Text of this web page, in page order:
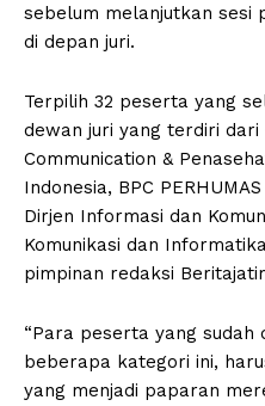
sebelum melanjutkan sesi
di depan juri.
Terpilih 32 peserta yang
dewan juri yang terdiri dari
Communication &
Indonesia, BPC
Dirjen Informasi dan
Komunikasi dan
pimpinan redaksi
“Para peserta yang
beberapa kategori ini,
yang menjadi paparan